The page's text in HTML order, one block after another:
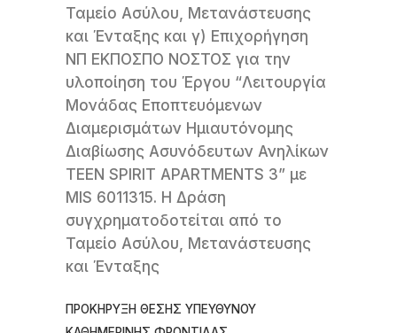
Ταμείο Ασύλου, Μετανάστευσης
και Ένταξης και γ) Επιχορήγηση
ΝΠ ΕΚΠΟΣΠΟ ΝΟΣΤΟΣ για την
υλοποίηση του Έργου “Λειτουργία
Μονάδας Εποπτευόμενων
Διαμερισμάτων Ημιαυτόνομης
Διαβίωσης Ασυνόδευτων Ανηλίκων
TEEN SPIRIT APARTMENTS 3” με
MIS 6011315. Η Δράση
συγχρηματοδοτείται από το
Ταμείο Ασύλου, Μετανάστευσης
και Ένταξης
ΠΡΟΚΗΡΥΞΗ ΘΕΣΗΣ ΥΠΕΥΘΥΝΟΥ